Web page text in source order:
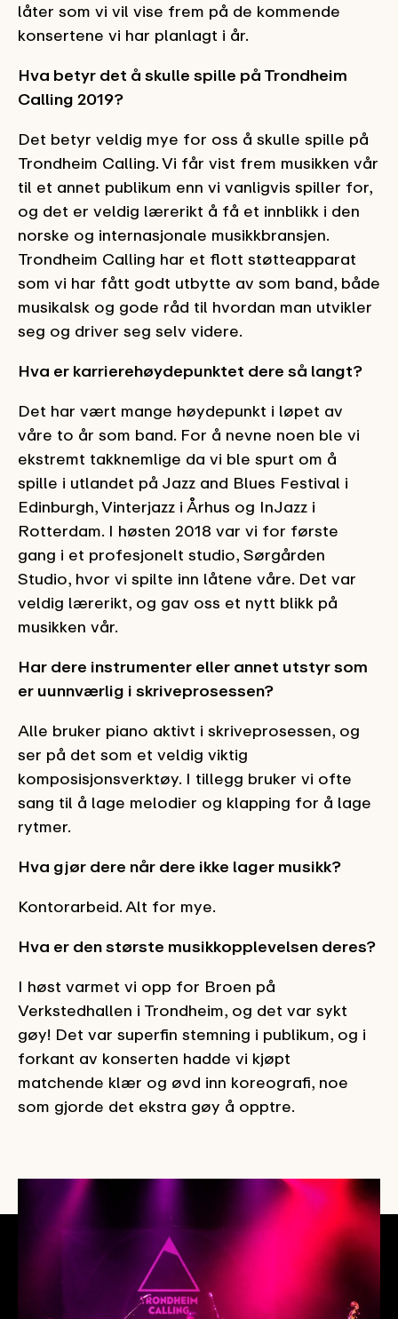
låter som vi vil vise frem på de kommende
konsertene vi har planlagt i år.
Hva betyr det å skulle spille på Trondheim
Calling 2019?
Det betyr veldig mye for oss å skulle spille på
Trondheim Calling. Vi får vist frem musikken vår
til et annet publikum enn vi vanligvis spiller for,
og det er veldig lærerikt å få et innblikk i den
norske og internasjonale musikkbransjen.
Trondheim Calling har et flott støtteapparat
som vi har fått godt utbytte av som band, både
musikalsk og gode råd til hvordan man utvikler
seg og driver seg selv videre.
Hva er karrierehøydepunktet dere så langt?
Det har vært mange høydepunkt i løpet av
våre to år som band. For å nevne noen ble vi
ekstremt takknemlige da vi ble spurt om å
spille i utlandet på Jazz and Blues Festival i
Edinburgh, Vinterjazz i Århus og InJazz i
Rotterdam. I høsten 2018 var vi for første
gang i et profesjonelt studio, Sørgården
Studio, hvor vi spilte inn låtene våre. Det var
veldig lærerikt, og gav oss et nytt blikk på
musikken vår.
Har dere instrumenter eller annet utstyr som
er uunnværlig i skriveprosessen?
Alle bruker piano aktivt i skriveprosessen, og
ser på det som et veldig viktig
komposisjonsverktøy. I tillegg bruker vi ofte
sang til å lage melodier og klapping for å lage
rytmer.
Hva gjør dere når dere ikke lager musikk?
Kontorarbeid. Alt for mye.
Hva er den største musikkopplevelsen deres?
I høst varmet vi opp for Broen på
Verkstedhallen i Trondheim, og det var sykt
gøy! Det var superfin stemning i publikum, og i
forkant av konserten hadde vi kjøpt
matchende klær og øvd inn koreografi, noe
som gjorde det ekstra gøy å opptre.